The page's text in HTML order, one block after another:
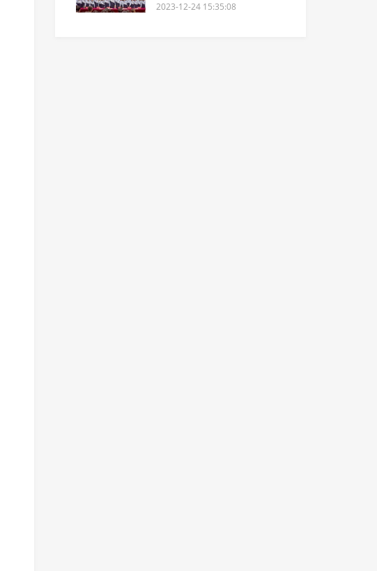
2023-12-24 15:35:08